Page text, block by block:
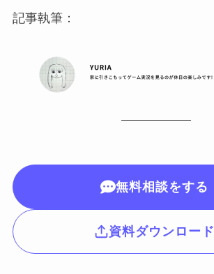
記事執筆：
無料相談をする
資料ダウンロード